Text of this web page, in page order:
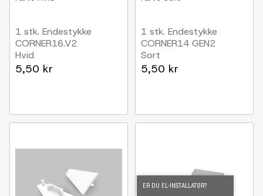
1 stk. Endestykke
CORNER16.V2
Hvid
5,50 kr
1 stk. Endestykke
CORNER14 GEN2
Sort
5,50 kr
ER DU EL-INSTALLATØR?